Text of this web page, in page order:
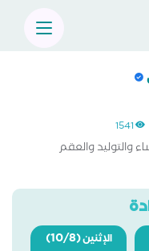
1541
والتوليد والعقم
الإثنين(10/8)